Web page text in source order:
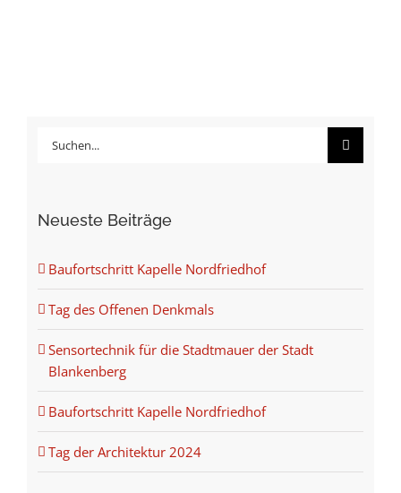
Suche
Neueste Beiträge
Baufortschritt Kapelle Nordfriedhof
Tag des Offenen Denkmals
Sensortechnik für die Stadtmauer der Stadt
Blankenberg
Baufortschritt Kapelle Nordfriedhof
Tag der Architektur 2024